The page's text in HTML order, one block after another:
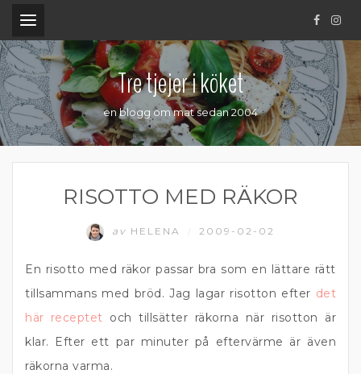
.
Tre tjejer i köket
en blogg om mat sedan 2004
RISOTTO MED RÄKOR
av HELENA 2009-02-02
En risotto med räkor passar bra som en lättare rätt
tillsammans med bröd. Jag lagar risotton efter det
här receptet och tillsätter räkorna när risotton är
klar. Efter ett par minuter på eftervärme är även
räkorna varma.